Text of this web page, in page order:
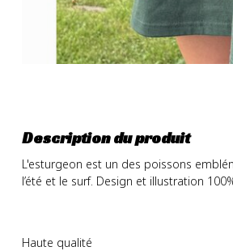
Description du produit
L'esturgeon est un des poissons
l’été et le surf. Design et illustration
Haute qualité